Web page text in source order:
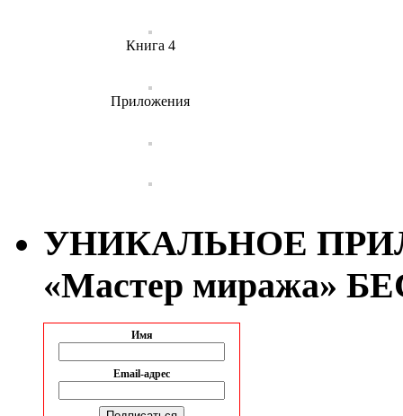
Книга 4
Приложения
УНИКАЛЬНОЕ
«Мастер миража»
Имя
Email-адрес